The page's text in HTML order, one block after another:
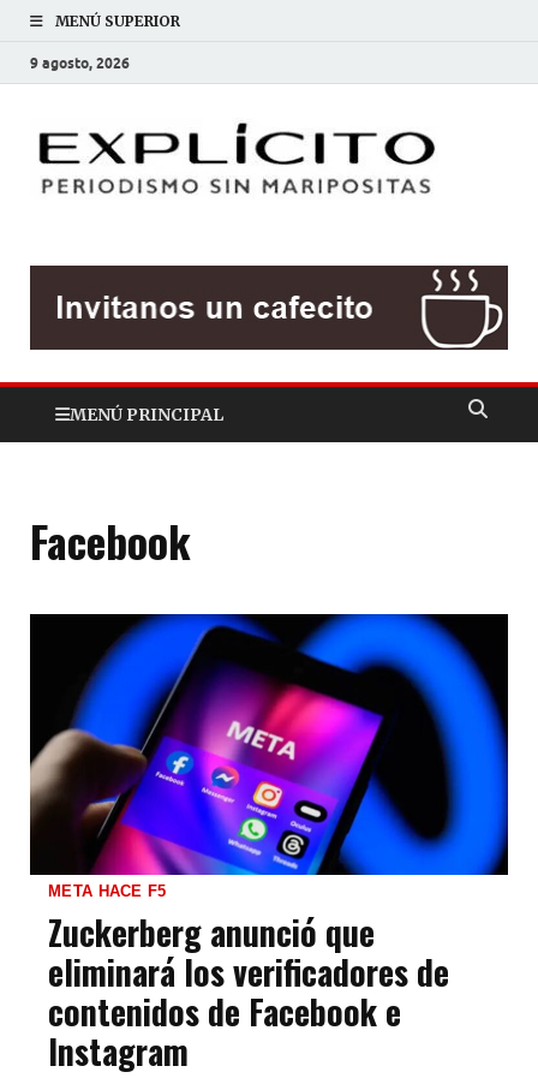
MENÚ SUPERIOR
9 agosto, 2026
MENÚ PRINCIPAL
Facebook
META HACE F5
Zuckerberg anunció que
eliminará los verificadores de
contenidos de Facebook e
Instagram